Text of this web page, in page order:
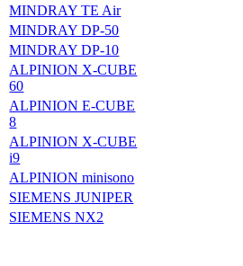
MINDRAY TE Air
MINDRAY DP-50
MINDRAY DP-10
ALPINION X-CUBE
60
ALPINION E-CUBE
8
ALPINION X-CUBE
i9
ALPINION minisono
SIEMENS JUNIPER
SIEMENS NX2